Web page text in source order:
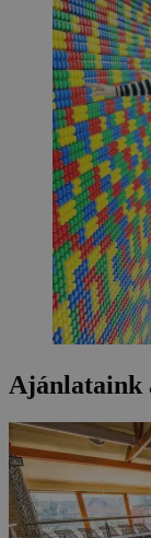
Ajánlataink